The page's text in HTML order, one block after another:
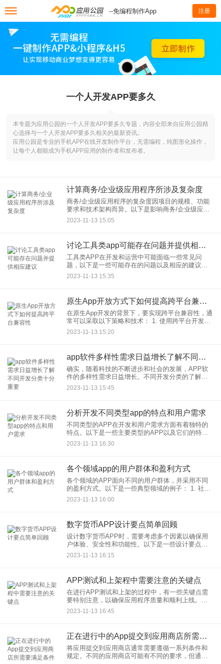
--免编程制作App 注册
一个人开发APP要多久
本专题为应用公园的一个人开发APP要多久专题，内容全部来自应用公园精
心选择与一个人开发APP要多久相关的最新资讯。
应用公园是专业的手机APP在线开发制作平台，无需编程，纯图形化操作，
让每个人都能成为手机APP应用的制作者和发布者。
计算商务/企业级应用程序所涉及复杂度
商务/企业级应用程序的复杂度因项目的规模、功能
要求和技术架构而异。以下是影响商务/企业级应用
程序复杂性的一些主要因素： 1. 功能和模块复杂
性： 业务
2023-11-13 15:05
讨论工具类app可能存在问题并提供相应建议
工具类APP在开发和运营中可能面临一些常见问
题，以下是一些可能存在的问题以及相应的建议：
2023-11-13 15:35
原生App开放方式下如何提高跨平台兼容性
在原生App开发的背景下，要实现跨平台兼容性，通
常可以采取以下策略和技术： 1. 使用跨平台开发框
架： 选择适用于多个平台的跨平台开发框架，这些
框架允许您使用
2023-11-13 15:20
app软件多样性需求日益增长了解不同开发分类十分重要
确实，随着科技的不断进步和社会的发展，APP软
件的多样性需求日益增长。不同开发分类的了解对
于满足用户需求、提供有针对性的解决方案和适应
不同行业的发展至关重要。以下是一些常见的APP
2023-11-13 15:45
分析开发不同类型app的特点和用户需求
不同类型的APP在开发和用户需求方面有着独特的
特点。以下是一些主要类型的APP以及它们的特点
2023-11-13 16:30
各个领域app的用户群体和盈利方式
各个领域的APP面向不同的用户群体，并采用不同
的盈利方式。以下是一些典型领域的例子： 1. 社交
媒体类APP： 用户群体： 面向广泛用户，包
2023-11-13 16:00
数字货币APP设计要点简单回顾
设计数字货币APP时，需要考虑多个因素以确保用
户体验、安全性和功能性。以下是一些设计要点的
2023-11-13 16:15
APP测试和上架程中需要注意的关键点
在进行APP测试和上架的过程中，有一些关键点需
要特别注意，以确保应用程序质量和顺利上线。以
2023-11-13 16:45
正在进行中的App提交到应用商店所需要满足条件
将应用提交到应用商店通常需要遵循一系列条件和
规定。不同的应用商店可能有不同的要求，但通常